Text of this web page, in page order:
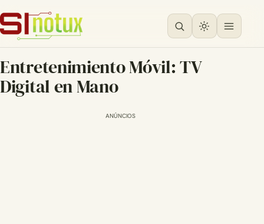
Entretenimiento Móvil: TV
Digital en Mano
ANÚNCIOS